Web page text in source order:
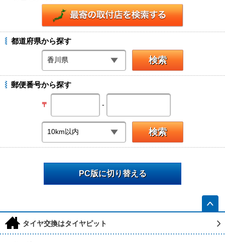
都道府県から探す
郵便番号から探す
〒 -
PC版に切り替える
h タイヤ交換はタイヤピット